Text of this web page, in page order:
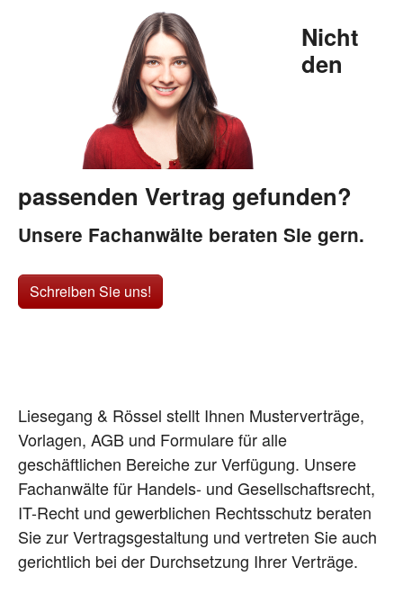
Nicht
den
passenden Vertrag gefunden?
Unsere Fachanwälte beraten Sie gern.
Schreiben Sie uns!
Liesegang & Rössel stellt Ihnen Musterverträge,
Vorlagen, AGB und Formulare für alle
geschäftlichen Bereiche zur Verfügung. Unsere
Fachanwälte für Handels- und Gesellschaftsrecht,
IT-Recht und gewerblichen Rechtsschutz beraten
Sie zur Vertragsgestaltung und vertreten Sie auch
gerichtlich bei der Durchsetzung Ihrer Verträge.